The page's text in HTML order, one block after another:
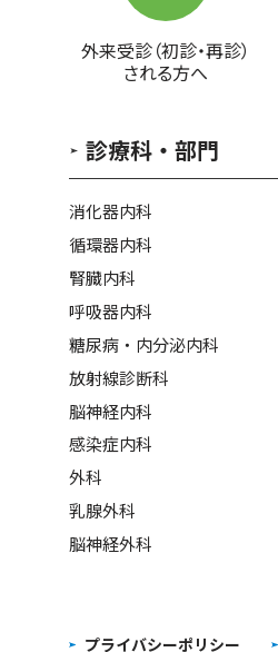
外来受診（初診・再診）
される方へ
診療科・部門
消化器内科
循環器内科
腎臓内科
呼吸器内科
糖尿病・内分泌内科
放射線診断科
脳神経内科
感染症内科
外科
乳腺外科
脳神経外科
プライバシーポリシー